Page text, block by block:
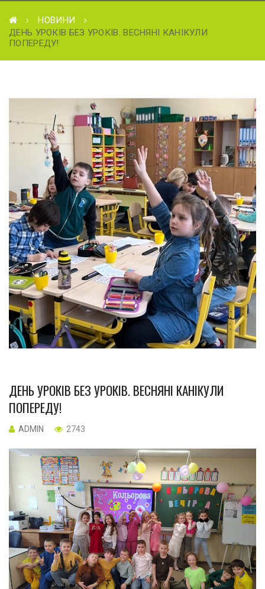
НОВИНИ
ДЕНЬ УРОКІВ БЕЗ УРОКІВ. ВЕСНЯНІ КАНІКУЛИ
ПОПЕРЕДУ!
ДЕНЬ УРОКІВ БЕЗ УРОКІВ. ВЕСНЯНІ КАНІКУЛИ
ПОПЕРЕДУ!
ADMIN 2743